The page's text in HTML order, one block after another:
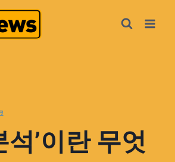
석’이란 무엇